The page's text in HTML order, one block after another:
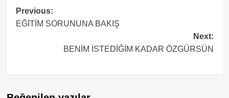
Post
navigation
Previous:
EĞİTİM SORUNUNA BAKIŞ
Next:
BENİM İSTEDİĞİM KADAR ÖZGÜRSÜN